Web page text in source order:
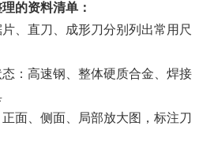
的资料清单：
、直刀、成形刀分别列出常用尺
：高速钢、整体硬质合金、焊接
面、侧面、局部放大图，标注刀